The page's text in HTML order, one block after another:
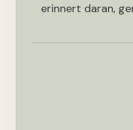
erinnert daran,